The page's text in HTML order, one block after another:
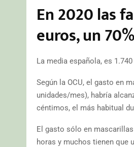
En 2020 las
euros, un
La media española, es
Según la OCU, el gasto en
unidades/mes), habría
céntimos, el más habitual
El gasto sólo en
horas y muchos tienen que